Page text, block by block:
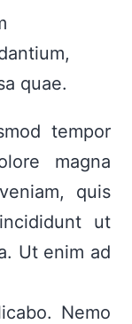
quae.
tempor
magna
quis
ut
Ut enim ad
Nemo